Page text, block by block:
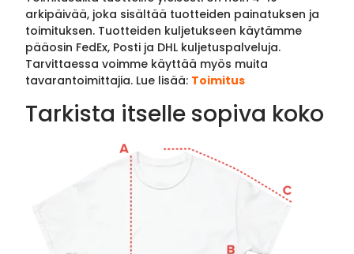
arkipäivää, joka sisältää tuotteiden painatuksen ja
toimituksen. Tuotteiden kuljetukseen käytämme
pääosin FedEx, Posti ja DHL kuljetuspalveluja.
Tarvittaessa voimme käyttää myös muita
tavarantoimittajia. Lue lisää: Toimitus
Tarkista itselle sopiva koko